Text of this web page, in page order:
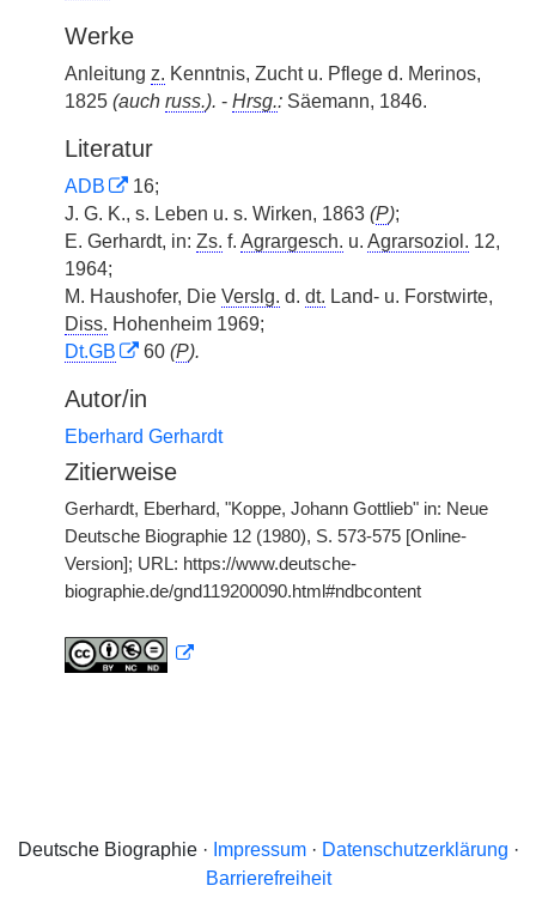
Werke
Anleitung z. Kenntnis, Zucht u. Pflege d. Merinos,
1825 (auch russ.). - Hrsg.: Säemann, 1846.
Literatur
ADB
16;
J. G. K., s. Leben u. s. Wirken, 1863 (P);
E. Gerhardt, in: Zs. f. Agrargesch. u. Agrarsoziol. 12,
1964;
M. Haushofer, Die Verslg. d. dt. Land- u. Forstwirte,
Diss. Hohenheim 1969;
Dt.GB
60 (P).
Autor/in
Eberhard Gerhardt
Zitierweise
Gerhardt, Eberhard, "Koppe, Johann Gottlieb" in: Neue
Deutsche Biographie 12 (1980), S. 573-575 [Online-
Version]; URL: https://www.deutsche-
biographie.de/gnd119200090.html#ndbcontent
Deutsche Biographie · Impressum· Datenschutzerklärung ·
Barrierefreiheit